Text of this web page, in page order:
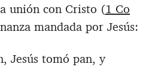
unión con Cristo (1 Co
mandada por Jesús:
Jesús tomó pan, y